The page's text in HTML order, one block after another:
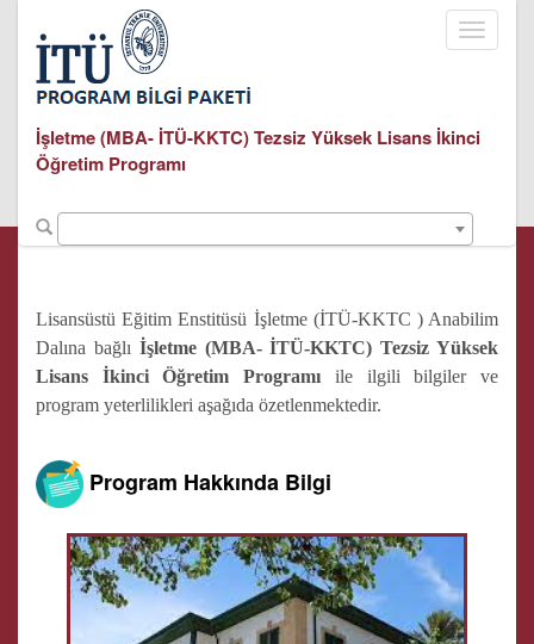
Toggle
İşletme (MBA- İTÜ-KKTC) Tezsiz Yüksek Lisans İkinci
Öğretim Programı
Lisansüstü Eğitim Enstitüsü İşletme (İTÜ-KKTC ) Anabilim
Dalına bağlı İşletme (MBA- İTÜ-KKTC) Tezsiz Yüksek
Lisans İkinci Öğretim Programı ile ilgili bilgiler ve
program yeterlilikleri aşağıda özetlenmektedir.
Program Hakkında Bilgi